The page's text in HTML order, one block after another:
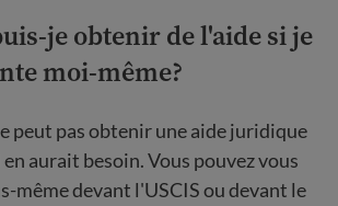
je obtenir de l'aide si je
moi-même?
peut pas obtenir une aide juridique
aurait besoin. Vous pouvez vous
même devant l'USCIS ou devant le